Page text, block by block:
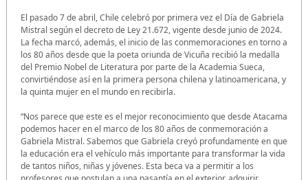
El pasado 7 de abril, Chile celebró por primera vez el Día de Gabriela
Mistral según el decreto de Ley 21.672, vigente desde junio de 2024.
La fecha marcó, además, el inicio de las conmemoraciones en torno a
los 80 años desde que la poeta oriunda de Vicuña recibió la medalla
del Premio Nobel de Literatura por parte de la Academia Sueca,
convirtiéndose así en la primera persona chilena y latinoamericana, y
la quinta mujer en el mundo en recibirla.
“Nos parece que este es el mejor reconocimiento que desde Atacama
podemos hacer en el marco de los 80 años de conmemoración a
Gabriela Mistral. Sabemos que Gabriela creyó profundamente en que
la educación era el vehículo más importante para transformar la vida
de tantos niños, niñas y jóvenes. Esta beca va a permitir a los